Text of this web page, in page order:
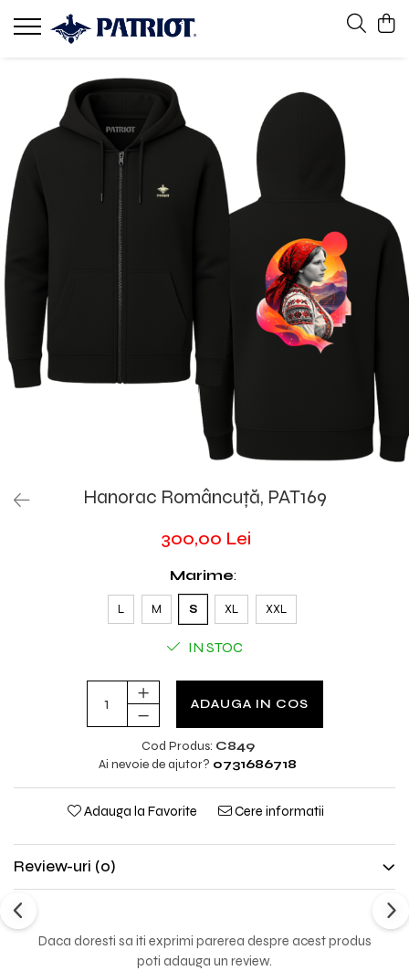
Hanorac Româncuță, PAT169
300,00 Lei
Marime:
L M S XL XXL
IN STOC
ADAUGA IN COS
Cod Produs: C849
Ai nevoie de ajutor? 0731686718
Adauga la Favorite Cere informatii
Review-uri (0)
Daca doresti sa iti exprimi parerea despre acest produs
poti adauga un review.